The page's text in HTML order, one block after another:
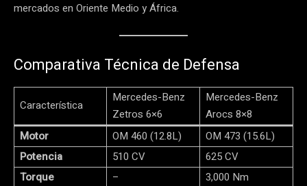
mercados en Oriente Medio y África.
Comparativa Técnica de Defensa
Característica
Mercedes-Benz
Zetros 6×6
Mercedes-Benz
Arocs 8×8
Motor
OM 460 (12.8L)
OM 473 (15.6L)
Potencia
510 CV
625 CV
Torque
–
3,000 Nm